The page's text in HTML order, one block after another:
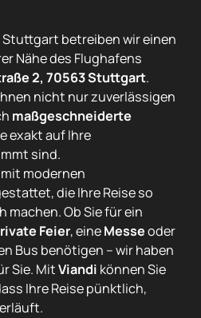
betreiben wir einen
Nähe des Flughafens
2, 70563 Stuttgart.
nicht nur zuverlässigen
maßgeschneiderte
exakt auf Ihre
sind.
modernen
die Ihre Reise so
machen. Ob Sie für ein
Feier, eineMesseoder
Bus benötigen – wir haben
Sie. MitViandi können Sie
Ihre Reise pünktlich,